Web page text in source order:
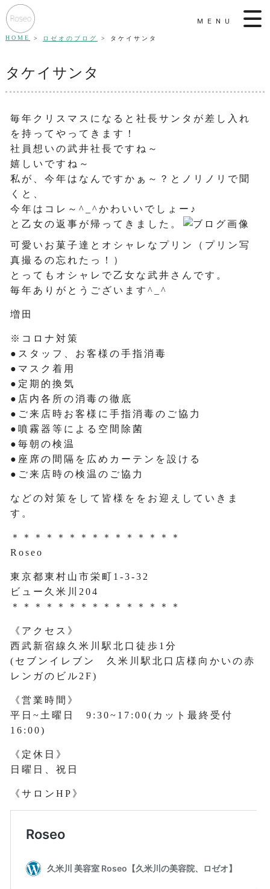
MENU
HOME ロゼオのブログ タケイサンタ
タケイサンタ
毎年クリスマスになると社長サンタが差し入れ
を持ってやってきます！
社員想いの武井社長ですね～
嬉しいですね～
私が、今年はなんですかぁ～？とノリノリで聞
くと、
今年はコレ～^_^かわいいでしょー♪
と乙女の返事が帰ってきました。
可愛いお菓子達とオシャレなプリン（プリン写
真撮るの忘れたっ！）
とってもオシャレで乙女な武井さんです。
毎年ありがとうございます^_^
増田
※コロナ対策
●スタッフ、お客様の手指消毒
●マスク着用
●定期的換気
●店内各所の消毒の徹底
●ご来店時お客様に手指消毒のご協力
●噴霧器等による空間除菌
●毎朝の検温
●座席の間隔を広めカーテンを設ける
●ご来店時の検温のご協力
などの対策をして皆様ををお迎えしていきま
す。
＊＊＊＊＊＊＊＊＊＊＊＊＊＊＊
Roseo
東京都東村山市栄町1-3-32
ビュー久米川204
＊＊＊＊＊＊＊＊＊＊＊＊＊＊＊
《アクセス》
西武新宿線久米川駅北口徒歩1分
(セブンイレブン 久米川駅北口店様向かいの赤
レンガのビル2F)
《営業時間》
平日~土曜日 9:30~17:00(カット最終受付
16:00)
《定休日》
日曜日、祝日
《サロンHP》